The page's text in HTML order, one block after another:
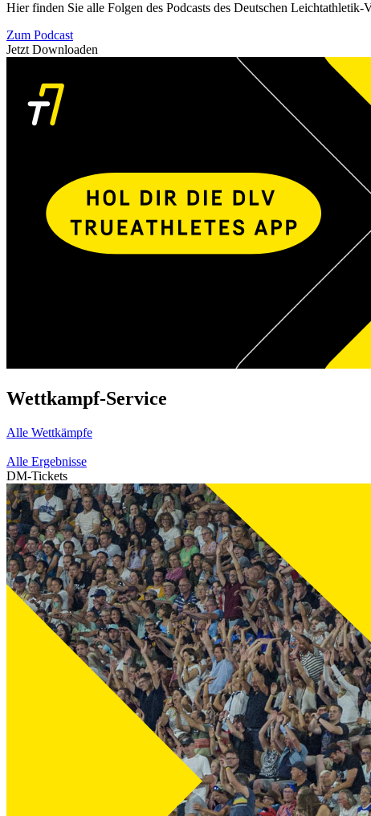
Hier finden Sie alle Folgen des Podcasts des Deutschen Leichtathletik-
Zum Podcast
Jetzt Downloaden
Wettkampf-Service
Alle Wettkämpfe
Alle Ergebnisse
DM-Tickets